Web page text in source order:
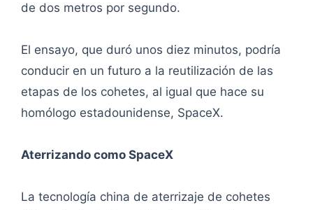
de dos metros por segundo.
El ensayo, que duró unos diez minutos, podría
conducir en un futuro a la reutilización de las
etapas de los cohetes, al igual que hace su
homólogo estadounidense, SpaceX.
Aterrizando como SpaceX
La tecnología china de aterrizaje de cohetes